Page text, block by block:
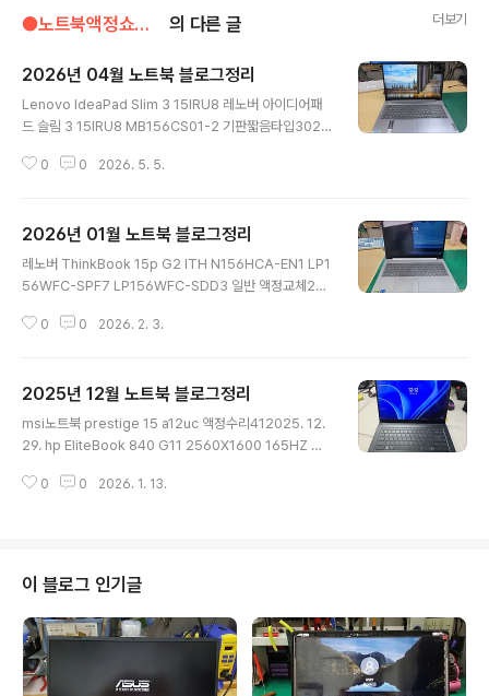
●노트북액정쇼핑몰(ntlcd.com) 의 다른 글 더보기
2026년 04월 노트북 블로그정리
Lenovo IdeaPad Slim 3 15IRU8 레노버 아이디어패
드 슬림 3 15IRU8 MB156CS01-2 기판짧음타입3020
GA5HK ATNA56YX08-0 ATNA56YX02-0 기판컷
체 후기 / 16-r1711tx92026. 4. 28. ASUS ROG 제피
러스 M16 GU603ZW GU603ZW-M16.I93070T B1
60QAN02.Q LP160WQ2-SPH1 액정교체92026. 4.
6. 4. 28.(4)Dell ..
0 0 2026. 5. 5.
2026년 01월 노트북 블로그정리
레노버 ThinkBook 15p G2 ITH N156HCA-EN1 LP1
56WFC-SPF7 LP156WFC-SDD3 일반 액정교체20
-T0C-N14GO XU103397-24001 LCM140PD004
RM-N61 V8.0 2240X1400 300nit 60hz 기판내려옴
0.4피치 40핀 케이블타입102026. 1. 28. [OLED 액정
교체 중단] asus x1503z OLED 액정은 부품가 비싸서
6. 1. 28. 델 Del..
0 0 2026. 2. 3.
2025년 12월 노트북 블로그정리
msi노트북 prestige 15 a12uc 액정수리412025. 12.
29. hp EliteBook 840 G11 2560X1600 165HZ 기
포트] 데이터로 채워보는 내 블로그 취향 리포트242025.
t 240hz 호환 액정 없음, 공식서비스센터에서만 가능152
025. 12. 17.(1)ASUS GU502LV-AZ126 LQ156M1J
W09 240Hz LP156WFG-SPT1 165HZ 액정교체15
2025. 12. 17..
0 0 2026. 1. 13.
이 블로그 인기글